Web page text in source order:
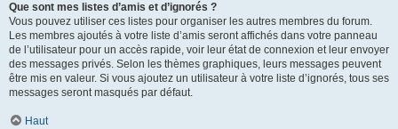
Que sont mes listes d’amis et d’ignorés ?
Vous pouvez utiliser ces listes pour organiser les autres membres du forum.
Les membres ajoutés à votre liste d’amis seront affichés dans votre panneau
de l’utilisateur pour un accès rapide, voir leur état de connexion et leur envoyer
des messages privés. Selon les thèmes graphiques, leurs messages peuvent
être mis en valeur. Si vous ajoutez un utilisateur à votre liste d’ignorés, tous ses
messages seront masqués par défaut.
Haut